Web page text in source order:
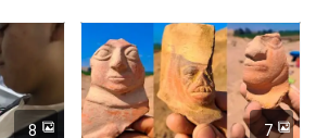
8 7